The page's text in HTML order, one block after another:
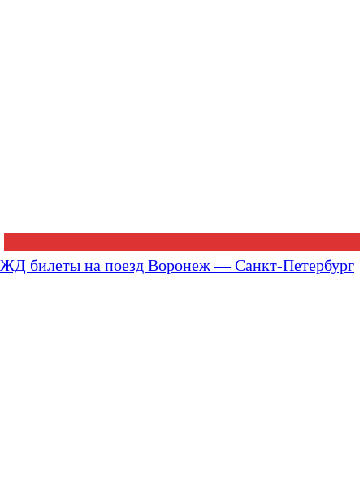
ЖД билеты на поезд Воронеж — Санкт-Петербург